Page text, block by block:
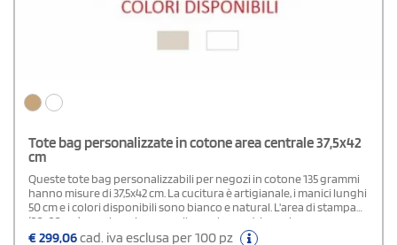
Tote bag personalizzate in cotone area centrale 37,5x42
cm
Queste tote bag personalizzabili per negozi in cotone 135 grammi
hanno misure di 37,5x42 cm. La cucitura è artigianale, i manici lunghi
50 cm e i colori disponibili sono bianco e natural. L'area di stampa
(20x20 cm) su cui puoi personalizzare la quadricromia su area
predefinita su un lato. Una borsa utile e pratica perfetta da
€299,06cad. iva esclusa per 100 pz